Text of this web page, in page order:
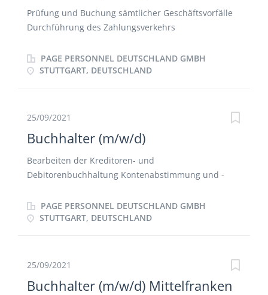
Prüfung und Buchung sämtlicher Geschäftsvorfälle
Durchführung des Zahlungsverkehrs
Abschlussarbeiten Kontenabstimmung und -klärung
Allgemeine Buchhaltungs- und Verwaltungsarbeiten
PAGE PERSONNEL DEUTSCHLAND GMBH
STUTTGART, DEUTSCHLAND
25/09/2021
Buchhalter (m/w/d)
Bearbeiten der Kreditoren- und
Debitorenbuchhaltung Kontenabstimmung und -
Mahnwesens Vorbereitung und Mitwirkung bei den
Jahresabschlüssen Bearbeiten der Bankbuchhaltung
PAGE PERSONNEL DEUTSCHLAND GMBH
STUTTGART, DEUTSCHLAND
25/09/2021
Buchhalter (m/w/d) Mittelfranken